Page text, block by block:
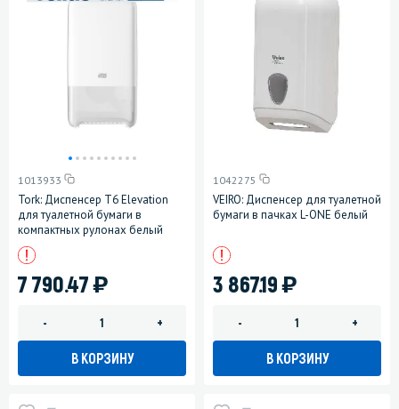
1013933
Tork: Диспенсер T6 Elevation
для туалетной бумаги в
компактных рулонах белый
7 790.47)
- +
В КОРЗИНУ
1042275
VEIRO: Диспенсер для туалетной
бумаги в пачках L-ONE белый
3 867.19)
- +
В КОРЗИНУ